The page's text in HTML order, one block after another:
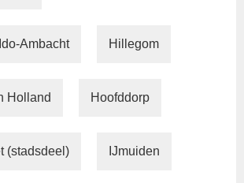
Ambacht Hillegom
Holland Hoofddorp
(stadsdeel) IJmuiden